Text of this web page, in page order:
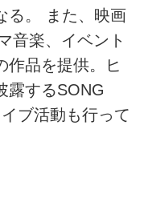
る。 また、映画
音楽、イベント
作品を提供。ヒ
露するSONG
ブ活動も行って